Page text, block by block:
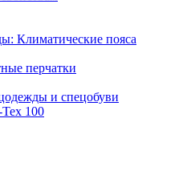
Климатические пояса
перчатки
и спецобуви
Tex 100